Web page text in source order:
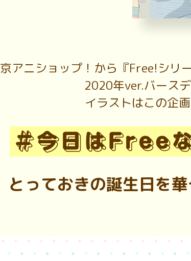
京アニショップ！から『Free!シリ
2020年ver.バース
イラストはこの企
とっておきの誕生日を